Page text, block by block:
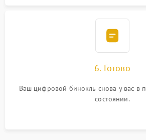
6. Готово
Ваш цифровой бинокль снова у вас в
состоянии.